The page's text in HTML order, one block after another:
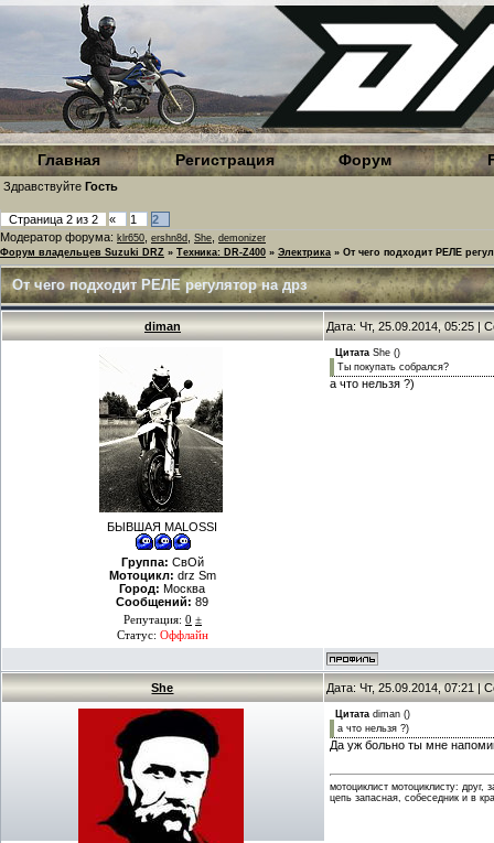
Главная Регистрация Форум
Здравствуйте Гость
Страница 2 из 2 « 1
2
Модератор форума: klr650 ershn8d She demonizer
Форум владельцев Suzuki DRZ » Техника: DR-Z400 » Электрика » От чего подходит РЕЛЕ
От чего подходит РЕЛЕ регулятор на дрз
diman Дата: Чт, 25.09.2014, 05:25 |
БЫВШАЯ MALOSSI
Группа: СвOй
Мотоцикл: drz Sm
Город: Москва
Сообщений: 89
Репутация: 0 ±
Статус: Оффлайн
Цитата She ()
Ты покупать собрался?
а что нельзя ?)
She Дата: Чт, 25.09.2014, 07:21 |
Цитата diman ()
а что нельзя ?)
Да уж больно ты мне
мотоциклист мотоциклисту: друг,
цепь запасная, собеседник и в